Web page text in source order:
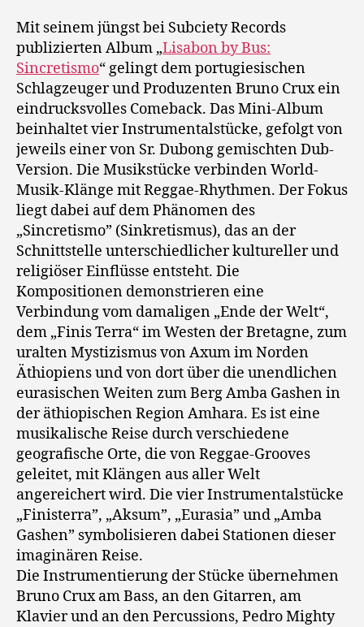
Mit seinem jüngst bei Subciety Records
publizierten Album „Lisabon by Bus:
Sincretismo“ gelingt dem portugiesischen
Schlagzeuger und Produzenten Bruno Crux ein
eindrucksvolles Comeback. Das Mini-Album
beinhaltet vier Instrumentalstücke, gefolgt von
jeweils einer von Sr. Dubong gemischten Dub-
Version. Die Musikstücke verbinden World-
Musik-Klänge mit Reggae-Rhythmen. Der Fokus
liegt dabei auf dem Phänomen des
„Sincretismo” (Sinkretismus), das an der
Schnittstelle unterschiedlicher kultureller und
religiöser Einflüsse entsteht. Die
Kompositionen demonstrieren eine
Verbindung vom damaligen „Ende der Welt“,
dem „Finis Terra“ im Westen der Bretagne, zum
uralten Mystizismus von Axum im Norden
Äthiopiens und von dort über die unendlichen
eurasischen Weiten zum Berg Amba Gashen in
der äthiopischen Region Amhara. Es ist eine
musikalische Reise durch verschiedene
geografische Orte, die von Reggae-Grooves
geleitet, mit Klängen aus aller Welt
angereichert wird. Die vier Instrumentalstücke
„Finisterra”, „Aksum”, „Eurasia” und „Amba
Gashen” symbolisieren dabei Stationen dieser
imaginären Reise.
Die Instrumentierung der Stücke übernehmen
Bruno Crux am Bass, an den Gitarren, am
Klavier und an den Percussions, Pedro Mighty